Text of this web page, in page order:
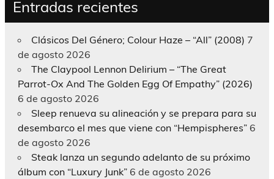
Entradas recientes
Clásicos Del Género; Colour Haze – “All” (2008) 7
de agosto 2026
The Claypool Lennon Delirium – “The Great
Parrot-Ox And The Golden Egg Of Empathy” (2026)
6 de agosto 2026
Sleep renueva su alineación y se prepara para su
desembarco el mes que viene con “Hempispheres” 6
de agosto 2026
Steak lanza un segundo adelanto de su próximo
álbum con “Luxury Junk” 6 de agosto 2026